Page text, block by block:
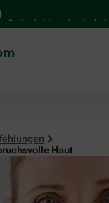
bei Ihrer Apotheke bestellen
Haut